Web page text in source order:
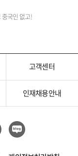
국인 없고!
고객센터
인재채용안내